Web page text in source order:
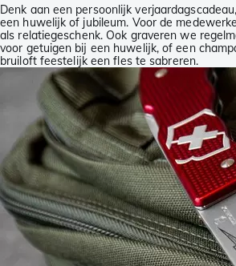
Denk aan een persoonlijk
een huwelijk of jubileum. Voor de
als relatiegeschenk. Ook graveren we
voor getuigen bij een huwelijk, of een
bruiloft feestelijk een fles te sabreren.